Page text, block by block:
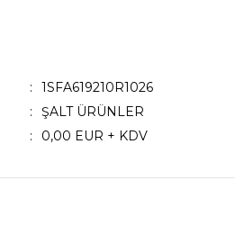
1SFA619210R1026
ŞALT ÜRÜNLER
0,00 EUR + KDV